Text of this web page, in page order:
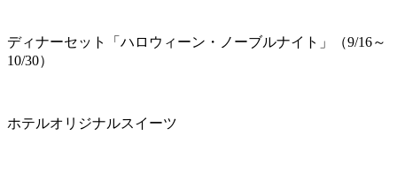
ディナーセット「ハロウィーン・ノーブルナイト」（9/16～
10/30）
ホテルオリジナルスイーツ